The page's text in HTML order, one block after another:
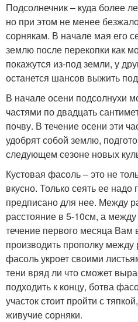
Подсолнечник – куда более
но при этом не менее
сорнякам. В начале мая его
землю после перекопки как
покажутся из-под земли, у
останется шансов выжить
В начале осени подсолнухи
частями по двадцать
почву. В течение осени эти
удобрят собой землю,
следующем сезоне новых
Кустовая фасоль – это не
вкусно. Только сеять ее
предписано для нее. Между
расстояние в 5-10см, а
течение первого месяца Вам
производить прополку между
фасоль укроет своими
тени вряд ли что сможет
подходить к концу, ботва
участок стоит пройти с
живучие сорняки.